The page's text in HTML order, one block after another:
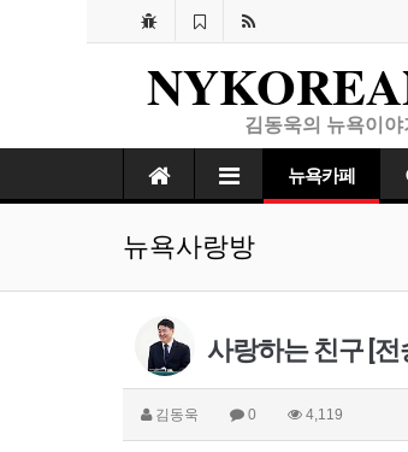
김동욱의 뉴욕이야
뉴욕카페
뉴욕사랑방
사랑하는 친구 [전
김동욱 0 4,119